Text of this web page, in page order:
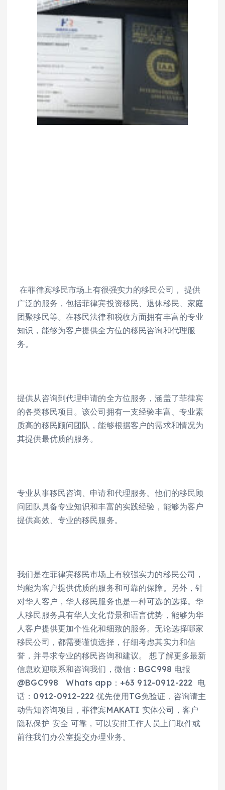
在菲律宾移民市场上有很强实力的移民公司， 提供
广泛的服务，包括菲律宾投资移民、退休移民、家庭
团聚移民等。在移民法律和税收方面拥有丰富的专业
知识，能够为客户提供全方位的移民咨询和代理服
务。
提供从咨询到代理申请的全方位服务，涵盖了菲律宾
的各类移民项目。该公司拥有一支经验丰富、专业素
质高的移民顾问团队，能够根据客户的需求和情况为
其提供最优质的服务。
专业从事移民咨询、申请和代理服务。他们的移民顾
问团队具备专业知识和丰富的实践经验，能够为客户
提供高效、专业的移民服务。
我们是在菲律宾移民市场上有较强实力的移民公司，
均能为客户提供优质的服务和可靠的保障。另外，针
对华人客户，华人移民服务也是一种可选的选择。华
人移民服务具有华人文化背景和语言优势，能够为华
人客户提供更加个性化和细致的服务。无论选择哪家
移民公司，都需要谨慎选择，仔细考虑其实力和信
誉，并寻求专业的移民咨询和建议。 想了解更多最新
信息欢迎联系和咨询我们，微信：BGC998 电报
@BGC998   Whats app：+63 912-0912-222  电
话：0912-0912-222 优先使用TG免验证，咨询请主
动告知咨询项目，菲律宾MAKATI 实体公司，客户
隐私保护 安全 可靠，可以安排工作人员上门取件或
前往我们办公室提交办理业务。